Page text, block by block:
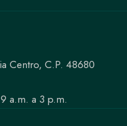
Centro, C.P. 48680
a.m. a 3 p.m.